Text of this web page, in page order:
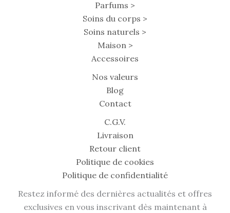
Parfums >
Soins du corps >
Soins naturels >
Maison >
Accessoires
Nos valeurs
Blog
Contact
C.G.V.
Livraison
Retour client
Politique de cookies
Politique de confidentialité
Restez informé des dernières actualités et offres
exclusives en vous inscrivant dès maintenant à